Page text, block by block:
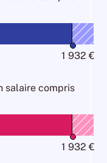
1 932 €
salaire compris
1 932 €